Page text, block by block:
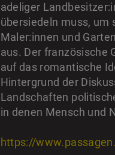
adeliger
übersiedeln muss, um
Maler:innen und
aus. Der französische
auf das romantische
Hintergrund der
Landschaften
in denen Mensch und
https://